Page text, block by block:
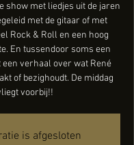
show met liedjes uit de jaren
met de gitaar of met
Rock & Roll en een hoog
En tussendoor soms een
een verhaal over wat René
of bezighoudt. De middag
voorbij!!
is afgesloten